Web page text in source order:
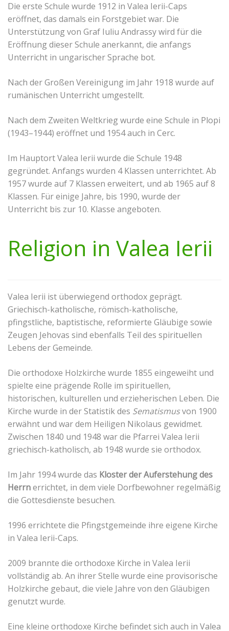
Die erste Schule wurde 1912 in Valea Ierii-Caps
eröffnet, das damals ein Forstgebiet war. Die
Unterstützung von Graf Iuliu Andrassy wird für die
Eröffnung dieser Schule anerkannt, die anfangs
Unterricht in ungarischer Sprache bot.
Nach der Großen Vereinigung im Jahr 1918 wurde auf
rumänischen Unterricht umgestellt.
Nach dem Zweiten Weltkrieg wurde eine Schule in Plopi
(1943–1944) eröffnet und 1954 auch in Cerc.
Im Hauptort Valea Ierii wurde die Schule 1948
gegründet. Anfangs wurden 4 Klassen unterrichtet. Ab
1957 wurde auf 7 Klassen erweitert, und ab 1965 auf 8
Klassen. Für einige Jahre, bis 1990, wurde der
Unterricht bis zur 10. Klasse angeboten.
Religion in Valea Ierii
Valea Ierii ist überwiegend orthodox geprägt.
Griechisch-katholische, römisch-katholische,
pfingstliche, baptistische, reformierte Gläubige sowie
Zeugen Jehovas sind ebenfalls Teil des spirituellen
Lebens der Gemeinde.
Die orthodoxe Holzkirche wurde 1855 eingeweiht und
spielte eine prägende Rolle im spirituellen,
historischen, kulturellen und erzieherischen Leben. Die
Kirche wurde in der Statistik des Sematismusvon 1900
erwähnt und war dem Heiligen Nikolaus gewidmet.
Zwischen 1840 und 1948 war die Pfarrei Valea Ierii
griechisch-katholisch, ab 1948 wurde sie orthodox.
Im Jahr 1994 wurde das Kloster der Auferstehung des
Herrnerrichtet, in dem viele Dorfbewohner regelmäßig
die Gottesdienste besuchen.
1996 errichtete die Pfingstgemeinde ihre eigene Kirche
in Valea Ierii-Caps.
2009 brannte die orthodoxe Kirche in Valea Ierii
vollständig ab. An ihrer Stelle wurde eine provisorische
Holzkirche gebaut, die viele Jahre von den Gläubigen
genutzt wurde.
Eine kleine orthodoxe Kirche befindet sich auch in Valea